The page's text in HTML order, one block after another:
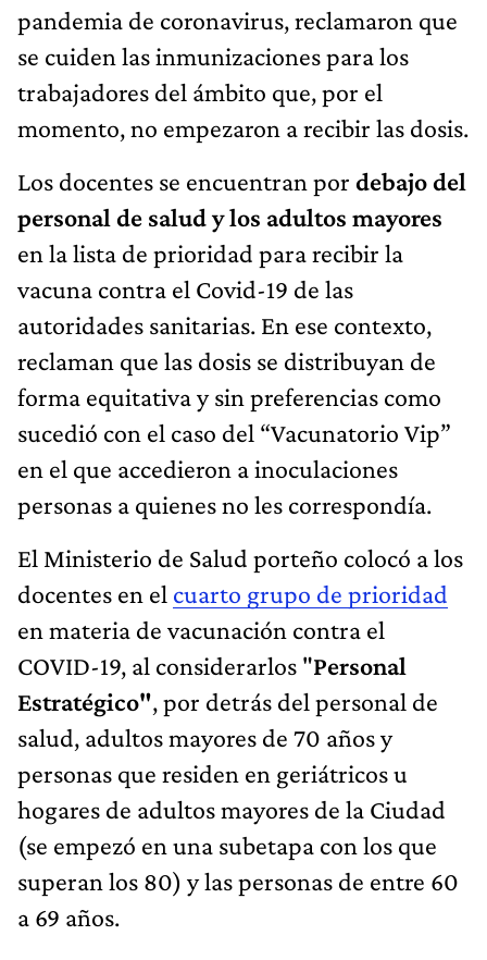
pandemia de coronavirus, reclamaron que
se cuiden las inmunizaciones para los
trabajadores del ámbito que, por el
momento, no empezaron a recibir las dosis.
Los docentes se encuentran por debajo del
personal de salud y los adultos mayores
en la lista de prioridad para recibir la
vacuna contra el Covid-19 de las
autoridades sanitarias. En ese contexto,
reclaman que las dosis se distribuyan de
forma equitativa y sin preferencias como
sucedió con el caso del “Vacunatorio Vip”
en el que accedieron a inoculaciones
personas a quienes no les correspondía.
El Ministerio de Salud porteño colocó a los
docentes en el cuarto grupo de prioridad
en materia de vacunación contra el
COVID-19, al considerarlos "Personal
Estratégico", por detrás del personal de
salud, adultos mayores de 70 años y
personas que residen en geriátricos u
hogares de adultos mayores de la Ciudad
(se empezó en una subetapa con los que
superan los 80) y las personas de entre 60
a 69 años.